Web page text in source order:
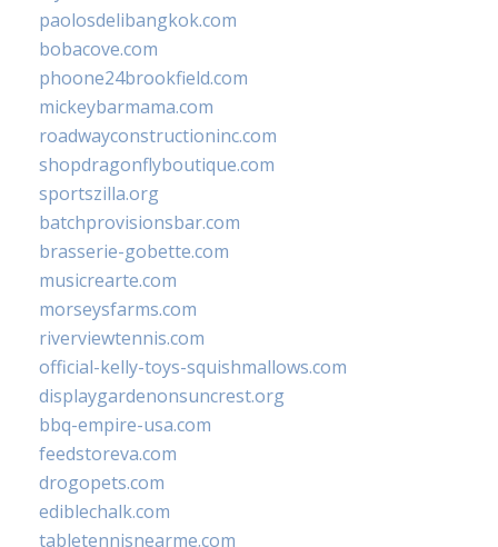
paolosdelibangkok.com
bobacove.com
phoone24brookfield.com
mickeybarmama.com
roadwayconstructioninc.com
shopdragonflyboutique.com
sportszilla.org
batchprovisionsbar.com
brasserie-gobette.com
musicrearte.com
morseysfarms.com
riverviewtennis.com
official-kelly-toys-squishmallows.com
displaygardenonsuncrest.org
bbq-empire-usa.com
feedstoreva.com
drogopets.com
ediblechalk.com
tabletennisnearme.com